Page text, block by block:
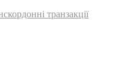
транзакції